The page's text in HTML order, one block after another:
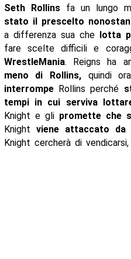
Seth Rollinsfa un lungo
stato il prescelto
a differenza sua che lotta
fare scelte difficili e
WrestleMania. Reigns ha
meno di Rollins,quindi
interrompeRollins perché
tempi in cui serviva
Knight e gli promette che
Knight viene attaccato da
Knight cercherà di vendicarsi,